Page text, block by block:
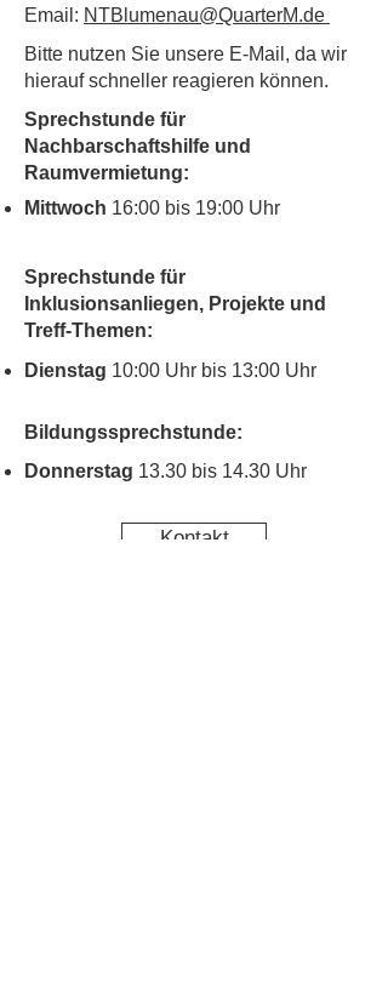
Email: NTBlumenau@QuarterM.de
Bitte nutzen Sie unsere E-Mail, da wir
hierauf schneller reagieren können.
Sprechstunde für
Nachbarschaftshilfe und
Raumvermietung:
Mittwoch 16:00 bis 19:00 Uhr
Sprechstunde für
Inklusionsanliegen, Projekte und
Treff-Themen:
Dienstag 10:00 Uhr bis 13:00 Uhr
Bildungssprechstunde:
Donnerstag 13.30 bis 14.30 Uhr
Kontakt